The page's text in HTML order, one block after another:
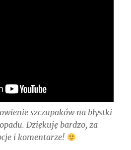
szczupaków na błystki
Dziękuję bardzo, za
i komentarze!